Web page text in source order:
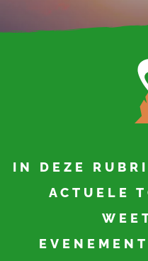
IN DEZE
ACTUELE